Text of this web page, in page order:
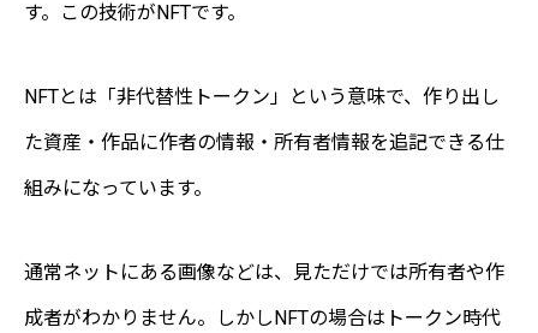
す。この技術がNFTです。
NFTとは「非代替性トークン」という意味で、作り出し
た資産・作品に作者の情報・所有者情報を追記できる仕
組みになっています。
通常ネットにある画像などは、見ただけでは所有者や作
成者がわかりません。しかしNFTの場合はトークン時代